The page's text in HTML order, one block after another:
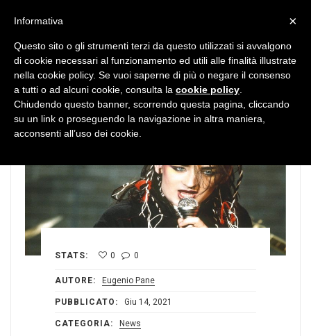
STATS: 0 0
AUTORE: Eugenio Pane
PUBBLICATO: Giu 14, 2021
CATEGORIA: News
×
Informativa
Questo sito o gli strumenti terzi da questo utilizzati si avvalgono
di cookie necessari al funzionamento ed utili alle finalità illustrate
nella cookie policy. Se vuoi saperne di più o negare il consenso
a tutti o ad alcuni cookie, consulta la cookie policy
Chiudendo questo banner, scorrendo questa pagina, cliccando
su un link o proseguendo la navigazione in altra maniera,
acconsenti all’uso dei cookie.